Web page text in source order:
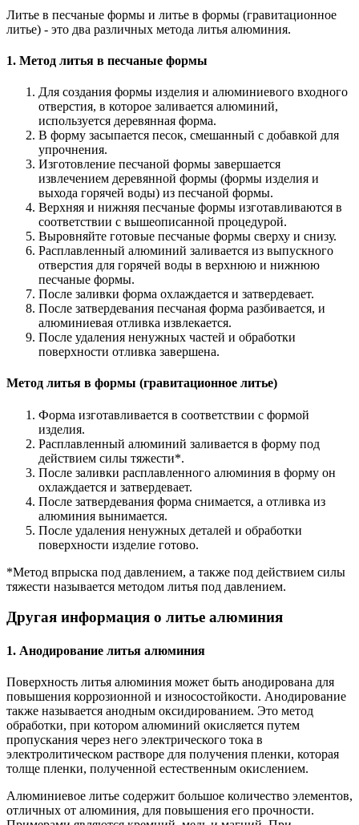
Литье в песчаные формы и литье в формы (гравитационное
литье) - это два различных метода литья алюминия.
1. Метод литья в песчаные формы
Для создания формы изделия и алюминиевого входного
отверстия, в которое заливается алюминий,
используется деревянная форма.
В форму засыпается песок, смешанный с добавкой для
упрочнения.
Изготовление песчаной формы завершается
извлечением деревянной формы (формы изделия и
выхода горячей воды) из песчаной формы.
Верхняя и нижняя песчаные формы изготавливаются в
соответствии с вышеописанной процедурой.
Выровняйте готовые песчаные формы сверху и снизу.
Расплавленный алюминий заливается из выпускного
отверстия для горячей воды в верхнюю и нижнюю
песчаные формы.
После заливки форма охлаждается и затвердевает.
После затвердевания песчаная форма разбивается, и
алюминиевая отливка извлекается.
После удаления ненужных частей и обработки
поверхности отливка завершена.
Метод литья в формы (гравитационное литье)
Форма изготавливается в соответствии с формой
изделия.
Расплавленный алюминий заливается в форму под
действием силы тяжести*.
После заливки расплавленного алюминия в форму он
охлаждается и затвердевает.
После затвердевания форма снимается, а отливка из
алюминия вынимается.
После удаления ненужных деталей и обработки
поверхности изделие готово.
*Метод впрыска под давлением, а также под действием силы
тяжести называется методом литья под давлением.
Другая информация о литье алюминия
1. Анодирование литья алюминия
Поверхность литья алюминия может быть анодирована для
повышения коррозионной и износостойкости. Анодирование
также называется анодным оксидированием. Это метод
обработки, при котором алюминий окисляется путем
пропускания через него электрического тока в
электролитическом растворе для получения пленки, которая
толще пленки, полученной естественным окислением.
Алюминиевое литье содержит большое количество элементов,
отличных от алюминия, для повышения его прочности.